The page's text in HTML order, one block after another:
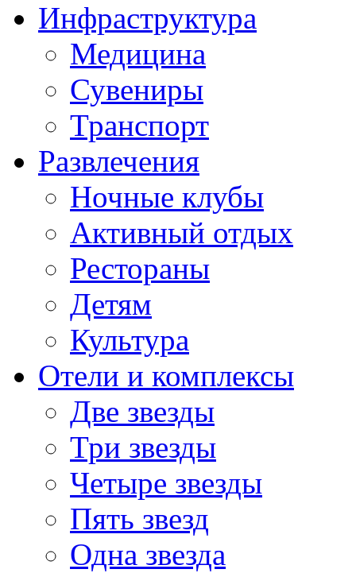
Инфраструктура
Медицина
Сувениры
Транспорт
Развлечения
Ночные клубы
Активный отдых
Рестораны
Детям
Культура
Отели и комплексы
Две звезды
Три звезды
Четыре звезды
Пять звезд
Одна звезда